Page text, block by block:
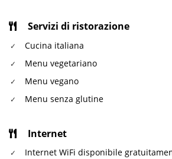
Servizi di ristorazione
Cucina italiana
Menu vegetariano
Menu vegano
Menu senza glutine
Internet
Internet WiFi disponibile